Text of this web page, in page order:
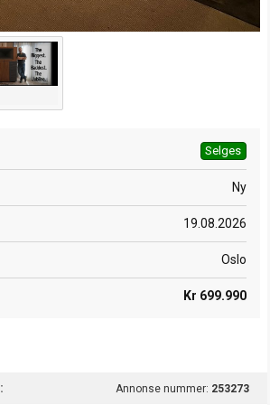
Selges
Ny
19.08.2026
Oslo
Kr 699.990
Annonse nummer: 253273